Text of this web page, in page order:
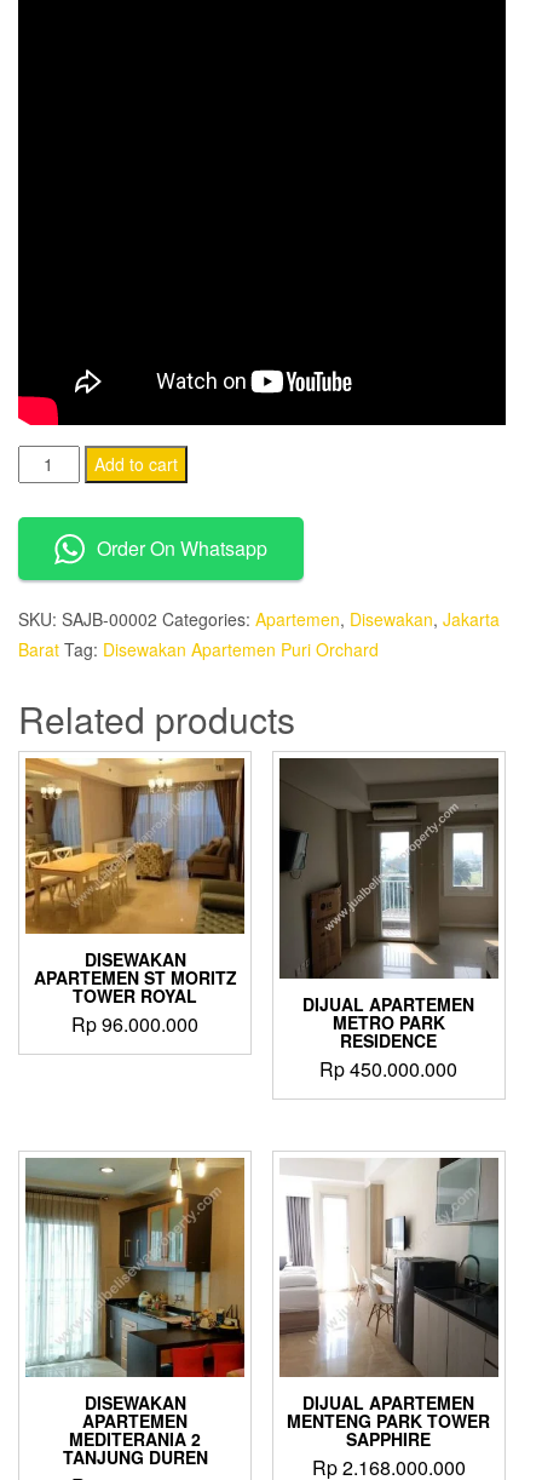
Disewakan
Apartemen
Puri
Orchard
quantity
Add to cart
Order On Whatsapp
SKU: SAJB-00002 Categories: Apartemen, Disewakan, Jakarta
Barat Tag: Disewakan Apartemen Puri Orchard
Related products
DISEWAKAN
APARTEMEN ST MORITZ
TOWER ROYAL
Rp96.000.000
DIJUAL APARTEMEN
METRO PARK
RESIDENCE
Rp450.000.000
DISEWAKAN
APARTEMEN
MEDITERANIA 2
TANJUNG DUREN
DIJUAL APARTEMEN
MENTENG PARK TOWER
SAPPHIRE
Rp2.168.000.000